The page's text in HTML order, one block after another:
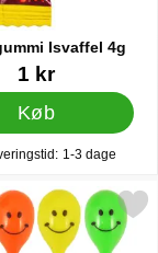
Isvaffel 4g
1 kr
Køb
På lager
1-3 dage
Markér mini